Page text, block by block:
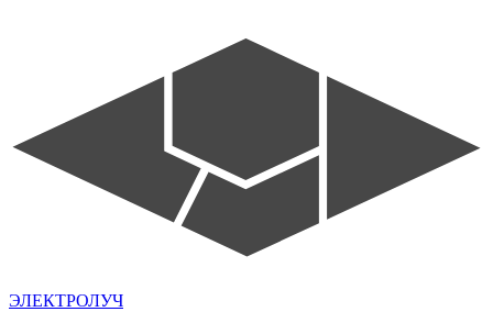
ЭЛЕКТРОЛУЧ